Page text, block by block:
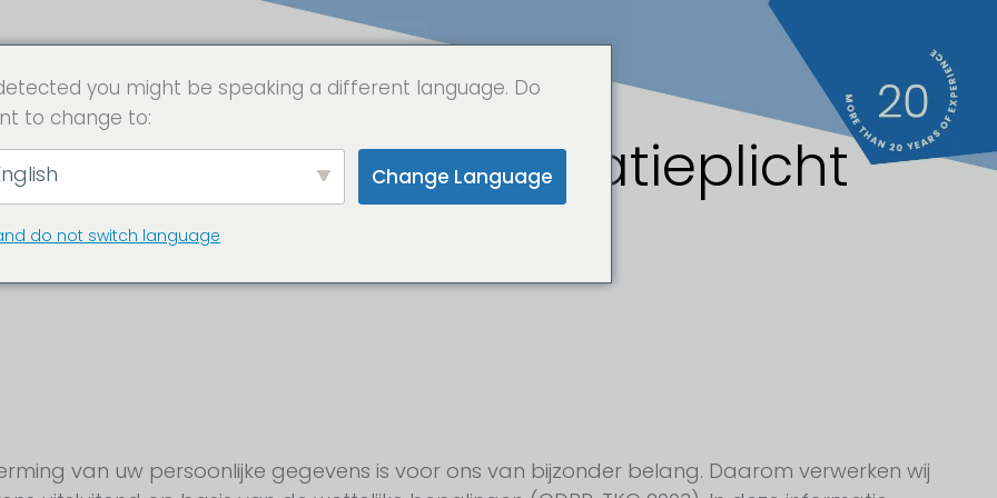
over de informatieplicht
van uw persoonlijke gegevens is voor ons van bijzonder belang. Daarom verwerken wij
you might be speaking a different language. Do
to change to:
Change Language
do not switch language